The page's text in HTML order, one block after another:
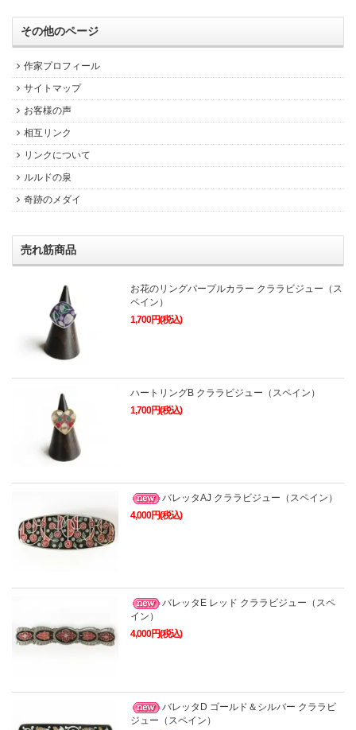
その他のページ
作家プロフィール
サイトマップ
お客様の声
相互リンク
リンクについて
ルルドの泉
奇跡のメダイ
売れ筋商品
お花のリングパープルカラー クララビジュー（ス
ペイン）
1,700円(税込)
ハートリングB クララビジュー（スペイン）
1,700円(税込)
バレッタAJ クララビジュー（スペイン）
4,000円(税込)
バレッタE レッド クララビジュー（スペ
イン）
4,000円(税込)
バレッタD ゴールド＆シルバー クララビ
ジュー（スペイン）